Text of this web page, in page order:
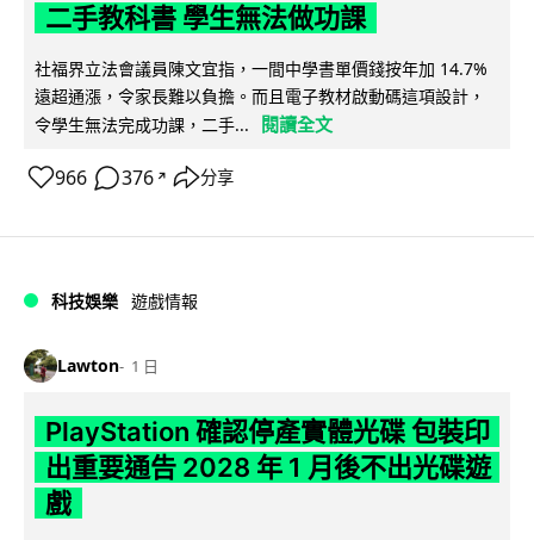
二手教科書 學生無法做功課
社福界立法會議員陳文宜指，一間中學書單價錢按年加 14.7%
遠超通漲，令家長難以負擔。而且電子教材啟動碼這項設計，
令學生無法完成功課，二手...
閱讀全文
966 376 ↗ 分享
科技娛樂 遊戲情報
Lawton 1 日
PlayStation 確認停產實體光碟 包裝印
出重要通告 2028 年 1 月後不出光碟遊
戲